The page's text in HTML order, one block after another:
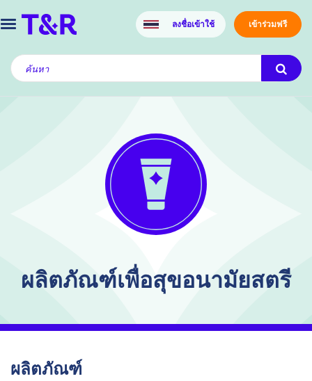
ลงชื่อเข้าใช้ เข้าร่วมฟรี
ผลิตภัณฑ์เพื่อสุขอนามัยสตรี
ผลิตภัณฑ์